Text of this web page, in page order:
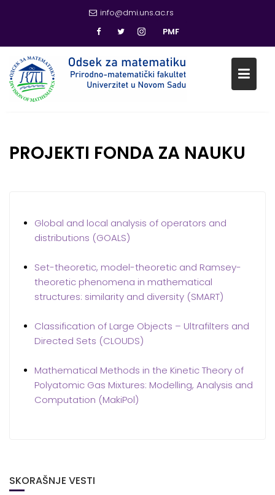
content
info@dmi.uns.ac.rs
PMF
PROJEKTI FONDA ZA NAUKU
Global and local analysis of operators and
distributions (GOALS)
Set-theoretic, model-theoretic and Ramsey-
theoretic phenomena in mathematical
structures: similarity and diversity (SMART)
Classification of Large Objects – Ultrafilters and
Directed Sets (CLOUDS)
Mathematical Methods in the Kinetic Theory of
Polyatomic Gas Mixtures: Modelling, Analysis and
Computation (MakiPol)
SKORAŠNJE VESTI